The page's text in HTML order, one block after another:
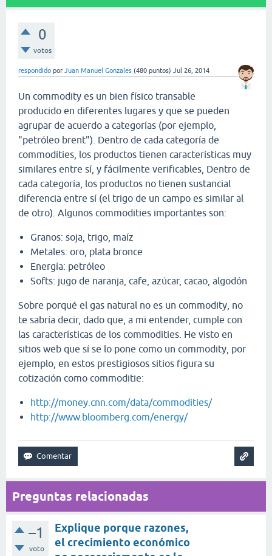
0
votos
respondido por Juan Manuel Gonzales (480 puntos) Jul 26, 2014
Un commodity es un bien físico transable
producido en diferentes lugares y que se pueden
agrupar de acuerdo a categorías (por ejemplo,
"petróleo brent"). Dentro de cada categoría de
commodities, los productos tienen características muy
similares entre sí, y fácilmente verificables, Dentro de
cada categoría, los productos no tienen sustancial
diferencia entre sí (el trigo de un campo es similar al
de otro). Algunos commodities importantes son:
Granos: soja, trigo, maíz
Metales: oro, plata bronce
Energía: petróleo
Softs: jugo de naranja, cafe, azúcar, cacao, algodón
Sobre porqué el gas natural no es un commodity, no
te sabría decir, dado que, a mi entender, cumple con
las características de los commodities. He visto en
sitios web que sí se lo pone como un commodity, por
ejemplo, en estos prestigiosos sitios figura su
cotización como commoditie:
http://money.cnn.com/data/commodities/
http://www.bloomberg.com/energy/
Preguntas relacionadas
–1
voto
Explique porque razones,
el crecimiento económico